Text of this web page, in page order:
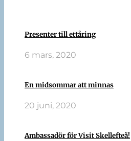
Presenter till ettåring
6 mars, 2020
En midsommar att minnas
20 juni, 2020
Ambassadör för Visit Skellefteå!